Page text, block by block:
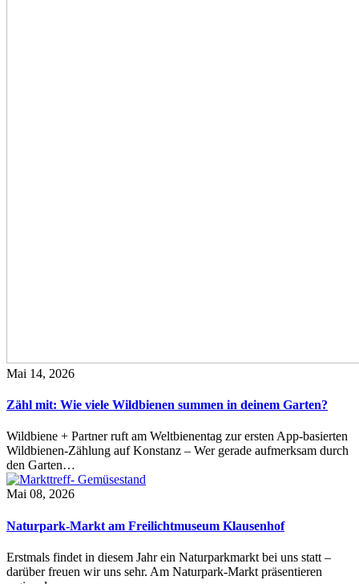
Mai 14, 2026
Zähl mit: Wie viele Wildbienen summen in deinem Garten?
Wildbiene + Partner ruft am Weltbienentag zur ersten App-basierten
Wildbienen-Zählung auf Konstanz – Wer gerade aufmerksam durch
den Garten…
Mai 08, 2026
Naturpark-Markt am Freilichtmuseum Klausenhof
Erstmals findet in diesem Jahr ein Naturparkmarkt bei uns statt –
darüber freuen wir uns sehr. Am Naturpark-Markt präsentieren